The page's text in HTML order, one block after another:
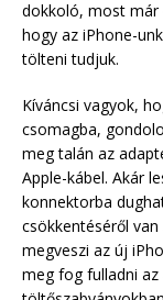
dokkoló, most már
hogy az iPhone-
tölteni tudjuk.
Kíváncsi vagyok,
csomagba,
meg talán az
Apple-kábel. Akár
konnektorba
csökkentéséről
megveszi az új
meg fog fulladni